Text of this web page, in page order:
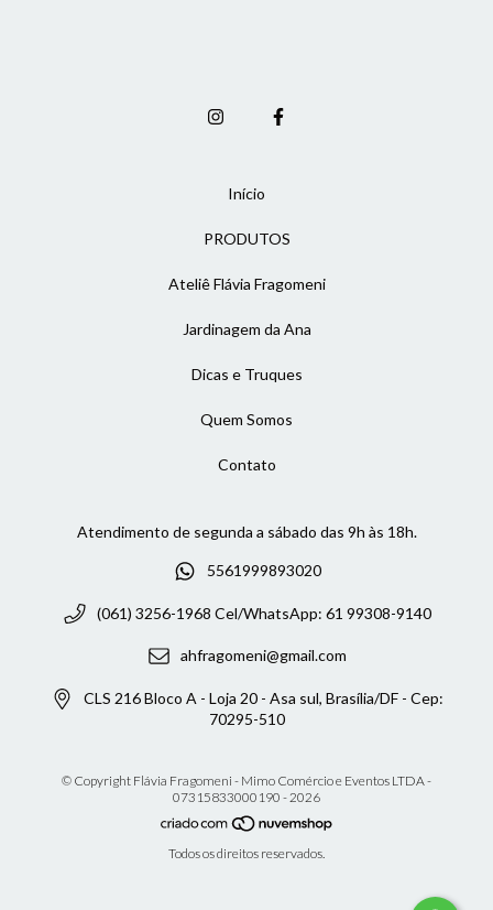
Início
PRODUTOS
Ateliê Flávia Fragomeni
Jardinagem da Ana
Dicas e Truques
Quem Somos
Contato
5561999893020
(061) 3256-1968 Cel/WhatsApp: 61 99308-9140
ahfragomeni@gmail.com
CLS 216 Bloco A - Loja 20 - Asa sul, Brasília/DF - Cep:
70295-510
© Copyright Flávia Fragomeni - Mimo Comércio e Eventos LTDA -
07315833000190 - 2026
Todos os direitos reservados.